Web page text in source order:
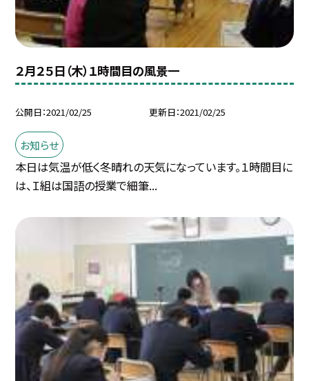
２月２５日（木）１時間目の風景一
公開日 2021/02/25 更新日 2021/02/25
お知らせ
本日は気温が低く冬晴れの天気になっています。１時間目に
は、Ｉ組は国語の授業で細筆...